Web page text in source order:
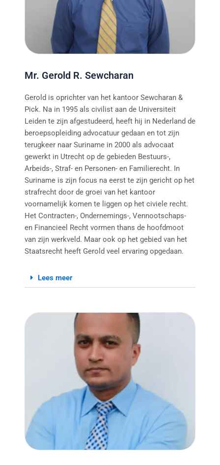
Mr. Gerold R. Sewcharan
Gerold is oprichter van het kantoor Sewcharan &
Pick. Na in 1995 als civilist aan de Universiteit
Leiden te zijn afgestudeerd, heeft hij in Nederland de
beroepsopleiding advocatuur gedaan en tot zijn
terugkeer naar Suriname in 2000 als advocaat
gewerkt in Utrecht op de gebieden Bestuurs-,
Arbeids-, Straf- en Personen- en Familierecht. In
Suriname is zijn focus na eerst te zijn gericht op het
strafrecht door de groei van het kantoor
voornamelijk komen te liggen op het civiele recht.
Het Contracten-, Ondernemings-, Vennootschaps-
en Financieel Recht vormen thans de hoofdmoot
van zijn werkveld. Maar ook op het gebied van het
Staatsrecht heeft Gerold veel ervaring opgedaan.
Lees meer